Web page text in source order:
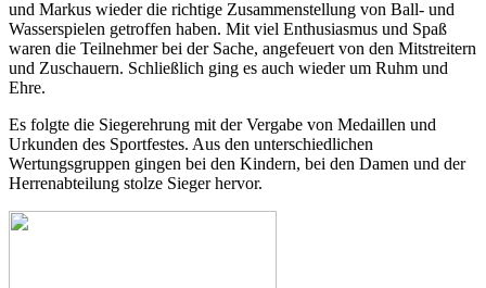
und Markus wieder die richtige Zusammenstellung von Ball- und
Wasserspielen getroffen haben. Mit viel Enthusiasmus und Spaß
waren die Teilnehmer bei der Sache, angefeuert von den Mitstreitern
und Zuschauern. Schließlich ging es auch wieder um Ruhm und
Ehre.
Es folgte die Siegerehrung mit der Vergabe von Medaillen und
Urkunden des Sportfestes. Aus den unterschiedlichen
Wertungsgruppen gingen bei den Kindern, bei den Damen und der
Herrenabteilung stolze Sieger hervor.